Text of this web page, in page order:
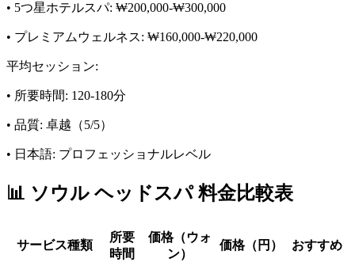
• 5つ星ホテルスパ: ₩200,000-₩300,000
• プレミアムウェルネス: ₩160,000-₩220,000
平均セッション:
• 所要時間: 120-180分
• 品質: 卓越（5/5）
• 日本語: プロフェッショナルレベル
📊 ソウル ヘッドスパ 料金比較表
サービス種類
所要
時間
価格（ウォ
ン）
価格（円） おすすめ